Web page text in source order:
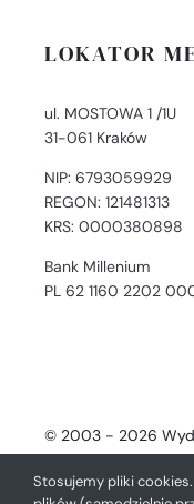
LOKATOR
ul. MOSTOWA 1 /1U
31-061 Kraków
NIP: 6793059929
REGON: 121481313
KRS: 0000380898
Bank Millenium
PL 62 1160 2202
© 2003 - 2026
-
Stosujemy pliki